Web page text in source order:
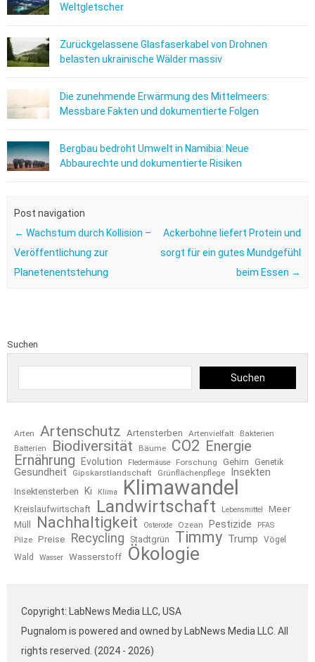
Weltgletscher
Zurückgelassene Glasfaserkabel von Drohnen
belasten ukrainische Wälder massiv
Die zunehmende Erwärmung des Mittelmeers:
Messbare Fakten und dokumentierte Folgen
Bergbau bedroht Umwelt in Namibia: Neue
Abbaurechte und dokumentierte Risiken
Post navigation
← Wachstum durch Kollision –
Veröffentlichung zur
Planetenentstehung
Ackerbohne liefert Protein und
sorgt für ein gutes Mundgefühl
beim Essen →
Suchen
Suchen
Arten Artenschutz Artensterben Artenvielfalt
Bakterien
Batterien
Biodiversität Bäume CO2 Energie
Ernährung
Evolution Fledermäuse Forschung Gehirn Genetik
Gesundheit Gipskarstlandschaft Grünflächenpflege Insekten
Insektensterben Ki Klima Klimawandel
Kreislaufwirtschaft Landwirtschaft Lebensmittel
Meer
Müll
Nachhaltigkeit Osterode Ozean Pestizide PFAS
Pilze Preise Recycling Stadtgrün Timmy Trump
Vögel
Wald
Wasser Wasserstoff Ökologie
Copyright: LabNews Media LLC, USA
Pugnalom is powered and owned by LabNews Media LLC. All
rights reserved. (2024 - 2026)